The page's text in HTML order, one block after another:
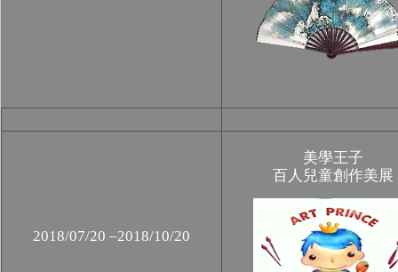
2018/07/20 –2018/10/20
美學王子
百人兒童創作美展